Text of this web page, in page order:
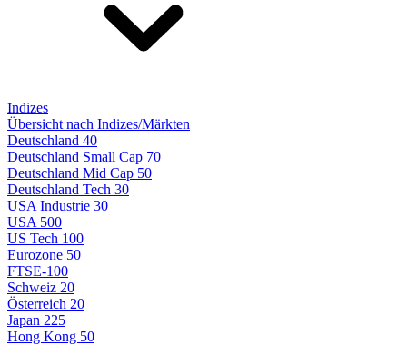
Indizes
Übersicht nach Indizes/Märkten
Deutschland 40
Deutschland Small Cap 70
Deutschland Mid Cap 50
Deutschland Tech 30
USA Industrie 30
USA 500
US Tech 100
Eurozone 50
FTSE-100
Schweiz 20
Österreich 20
Japan 225
Hong Kong 50